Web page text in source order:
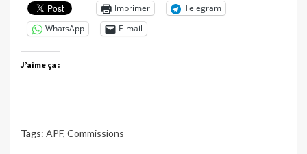
Imprimer
Telegram
WhatsApp
E-mail
J’aime ça :
Tags: APF, Commissions